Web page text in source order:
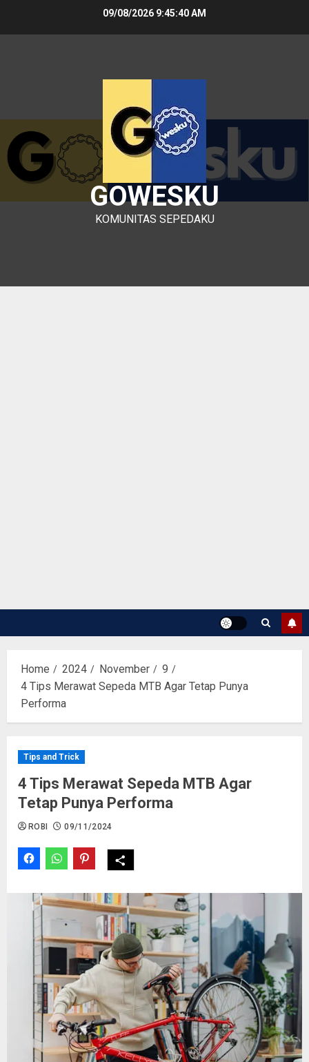
09/08/2026 9:45:41 AM
GOWESKU
KOMUNITAS SEPEDAKU
Home 2024 November
9
4 Tips Merawat Sepeda MTB Agar Tetap Punya
Performa
Tips and Trick
4 Tips Merawat Sepeda MTB Agar
Tetap Punya Performa
ROBI 09/11/2024